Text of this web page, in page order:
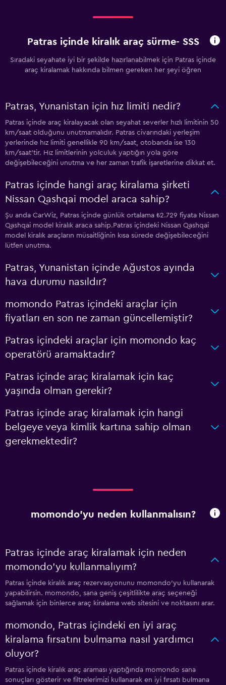
Patras içinde kiralık araç sürme- SSS
Sıradaki seyahate iyi bir şekilde hazırlanabilmek için Patras içinde
araç kiralamak hakkında bilmen gereken her şeyi öğren
Patras, Yunanistan için hız limiti nedir?
Patras içinde araç kiralayacak olan seyahat severler hızlı limitinin 50
km/saat olduğunu unutmamalıdır. Patras civarındaki yerleşim
yerlerinde hız limiti genellikle 90 km/saat, otobanda ise 130
km/saat'tir. Hız limitlerinin yolculuk yaptığın yola göre
değişebileceğini unutma ve her zaman trafik işaretlerine dikkat et.
Patras içinde hangi araç kiralama şirketi
Nissan Qashqai model araca sahip?
Şu anda CarWiz, Patras içinde günlük ortalama ₺2.729 fiyata Nissan
Qashqai model kiralık araca sahip.Patras içindeki Nissan Qashqai
model kiralık araçların müsaitliğinin kısa sürede değişebileceğini
lütfen unutma.
Patras, Yunanistan içinde Ağustos ayında
hava durumu nasıldır?
momondo Patras içindeki araçlar için
fiyatları en son ne zaman güncellemiştir?
Patras içindeki araçlar için momondo kaç
operatörü aramaktadır?
Patras içinde araç kiralamak için kaç
yaşında olman gerekir?
Patras içinde araç kiralamak için hangi
belgeye veya kimlik kartına sahip olman
gerekmektedir?
momondo'yu neden kullanmalısın?
Patras içinde araç kiralamak için neden
momondo'yu kullanmalıyım?
Patras içinde kiralık araç rezervasyonunu momondo'yu kullanarak
yapabilirsin. momondo, sana geniş çeşitlilikte araç seçeneği
sağlamak için binlerce araç kiralama web sitesini ve noktasını arar.
momondo, Patras içindeki en iyi araç
kiralama fırsatını bulmama nasıl yardımcı
oluyor?
Patras içinde kiralık araç araması yaptığında momondo sana
sonuçları gösterir ve filtrelerimizi kullanarak en iyi fırsatı bulmana